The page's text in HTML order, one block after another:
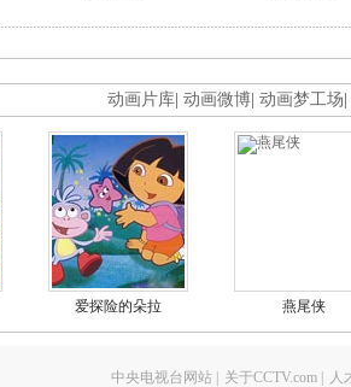
动画片库 动画微博 动画梦工场
爱探险的朵拉 燕尾侠
中央电视台网站 关于CCTV.com 人